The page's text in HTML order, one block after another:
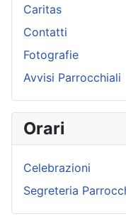
Caritas
Contatti
Fotografie
Avvisi Parrocchiali
Orari
Celebrazioni
Segreteria